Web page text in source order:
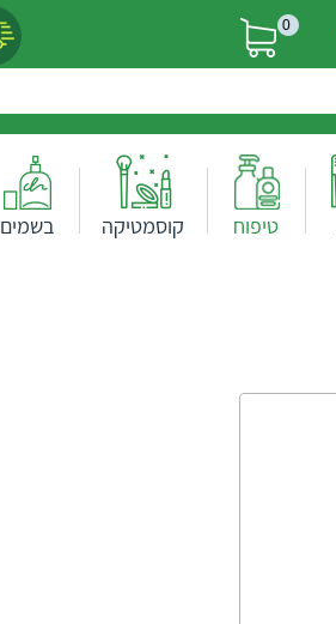
0
טיפוח קוסמטיקה בשמים